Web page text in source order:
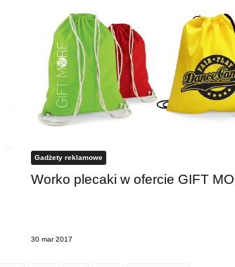
Gadżety reklamowe
Worko plecaki w ofercie GIFT
30 mar 2017